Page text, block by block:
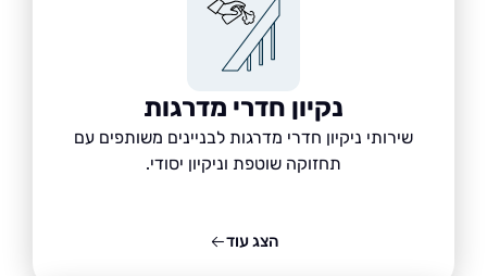
נקיון חדרי מדרגות
שירותי ניקיון חדרי מדרגות לבניינים משותפים עם
תחזוקה שוטפת וניקיון יסודי.